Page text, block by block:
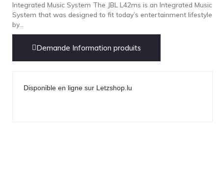
Integrated Music System The JBL L42ms is an Integrated Music
System that was designed to fit today’s entertainment lifestyle
by...
Demande Information produits
Disponible en ligne sur Letzshop.lu